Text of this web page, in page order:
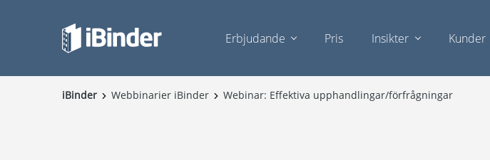
Erbjudande Pris Insikter Kunder
iBinder Webbinarier iBinder Webinar: Effektiva upphandlingar/förfrågningar